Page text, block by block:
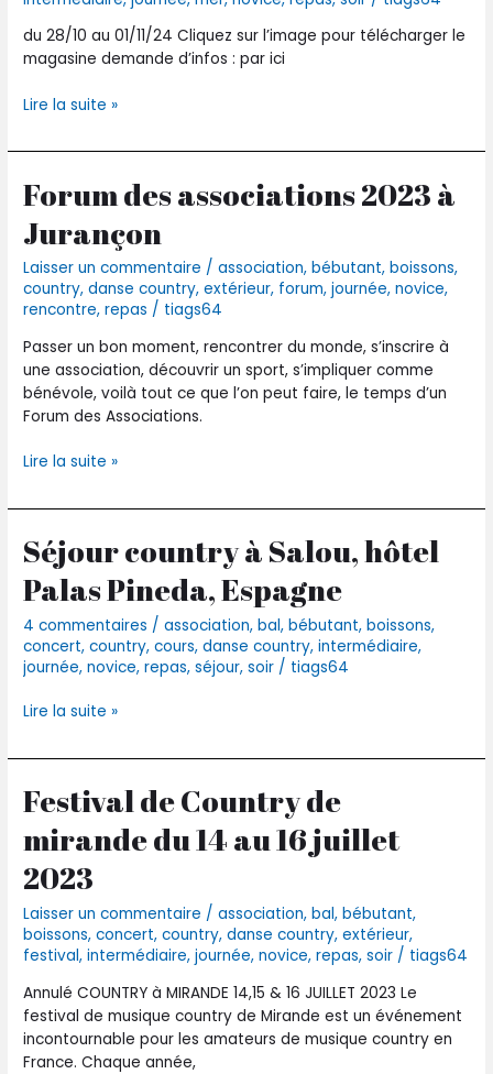
du 28/10 au 01/11/24 Cliquez sur l’image pour télécharger le
magasine demande d’infos : par ici
et
B’J
Lire la suite »
Forum des associations 2023 à
Jurançon
Laisser un commentaire /association,bébutant,boissons,
country,danse country,extérieur, forum,journée,novice,
rencontre,repas / tiags64
Passer un bon moment, rencontrer du monde, s’inscrire à
une association, découvrir un sport, s’impliquer comme
bénévole, voilà tout ce que l’on peut faire, le temps d’un
Forum des Associations.
Forum
des
associations
à
Jurançon
Lire la suite »
Séjour country à Salou, hôtel
Palas Pineda, Espagne
4 commentaires /association,bal,bébutant,boissons,
concert,country,cours,danse country,intermédiaire,
journée,novice,repas,séjour,soir / tiags64
Séjour
country
à
hôtel
Palas
Pineda,
Espagne
Lire la suite »
Festival de Country de
mirande du 14 au 16 juillet
2023
Laisser un commentaire /association,bal,bébutant,
boissons,concert,country,danse country,extérieur,
festival,intermédiaire,journée,novice,repas,soir / tiags64
Annulé COUNTRY à MIRANDE 14,15 & 16 JUILLET 2023 Le
festival de musique country de Mirande est un événement
incontournable pour les amateurs de musique country en
France. Chaque année,
Festival
de
Country
mirande
du
14
au
juillet
2023